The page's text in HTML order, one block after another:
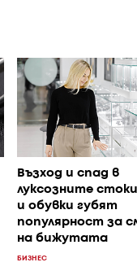
Възход и спад в
луксозните
и обувки губят
популярност за
на бижутата
БИЗНЕС